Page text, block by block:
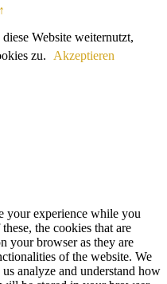
Website weiternutzt,
zu.
Akzeptieren
your experience while you
the cookies that are
your browser as they are
of the website. We
analyze and understand how